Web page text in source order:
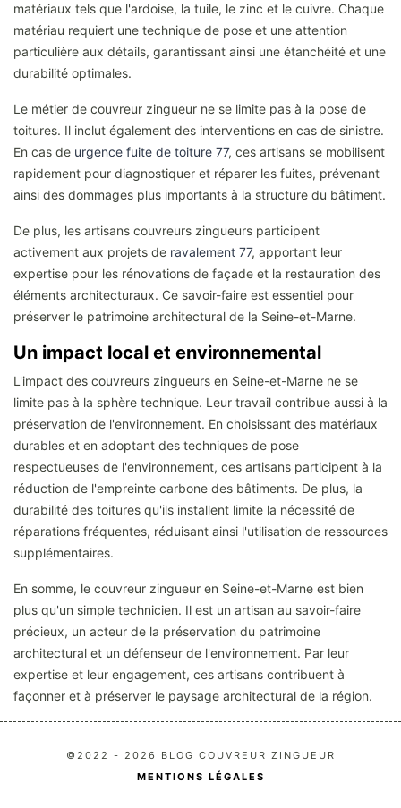
matériaux tels que l'ardoise, la tuile, le zinc et le cuivre. Chaque
matériau requiert une technique de pose et une attention
particulière aux détails, garantissant ainsi une étanchéité et une
durabilité optimales.
Le métier de couvreur zingueur ne se limite pas à la pose de
toitures. Il inclut également des interventions en cas de sinistre.
En cas de urgence fuite de toiture 77, ces artisans se mobilisent
rapidement pour diagnostiquer et réparer les fuites, prévenant
ainsi des dommages plus importants à la structure du bâtiment.
De plus, les artisans couvreurs zingueurs participent
activement aux projets de ravalement 77, apportant leur
expertise pour les rénovations de façade et la restauration des
éléments architecturaux. Ce savoir-faire est essentiel pour
préserver le patrimoine architectural de la Seine-et-Marne.
Un impact local et environnemental
L'impact des couvreurs zingueurs en Seine-et-Marne ne se
limite pas à la sphère technique. Leur travail contribue aussi à la
préservation de l'environnement. En choisissant des matériaux
durables et en adoptant des techniques de pose
respectueuses de l'environnement, ces artisans participent à la
réduction de l'empreinte carbone des bâtiments. De plus, la
durabilité des toitures qu'ils installent limite la nécessité de
réparations fréquentes, réduisant ainsi l'utilisation de ressources
supplémentaires.
En somme, le couvreur zingueur en Seine-et-Marne est bien
plus qu'un simple technicien. Il est un artisan au savoir-faire
précieux, un acteur de la préservation du patrimoine
architectural et un défenseur de l'environnement. Par leur
expertise et leur engagement, ces artisans contribuent à
façonner et à préserver le paysage architectural de la région.
©2022 - 2026 BLOG COUVREUR ZINGUEUR
MENTIONS LÉGALES